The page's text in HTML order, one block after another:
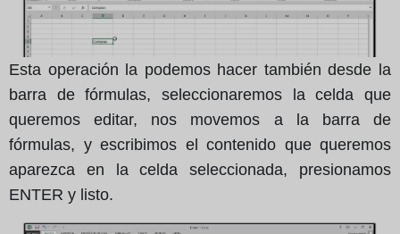
Esta operación la podemos hacer también desde la
barra de fórmulas, seleccionaremos la celda que
queremos editar, nos movemos a la barra de
fórmulas, y escribimos el contenido que queremos
aparezca en la celda seleccionada, presionamos
ENTER y listo.